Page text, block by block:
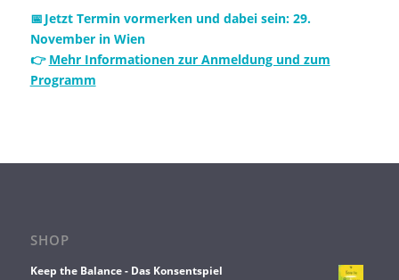
📅 Jetzt Termin vormerken und dabei sein: 29.
November in Wien
👉 Mehr Informationen zur Anmeldung und zum
Programm
SHOP
Keep the Balance - Das Konsentspiel